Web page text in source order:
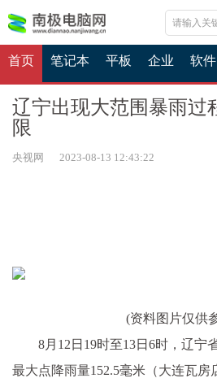
首页 笔记本 平板 企业 软件
辽宁出现大范围暴雨过
限
央视网 2023-08-13 12:43:22
(资料图片仅供
8月12日19时至13日6时，辽宁
最大点降雨量152.5毫米（大连瓦房